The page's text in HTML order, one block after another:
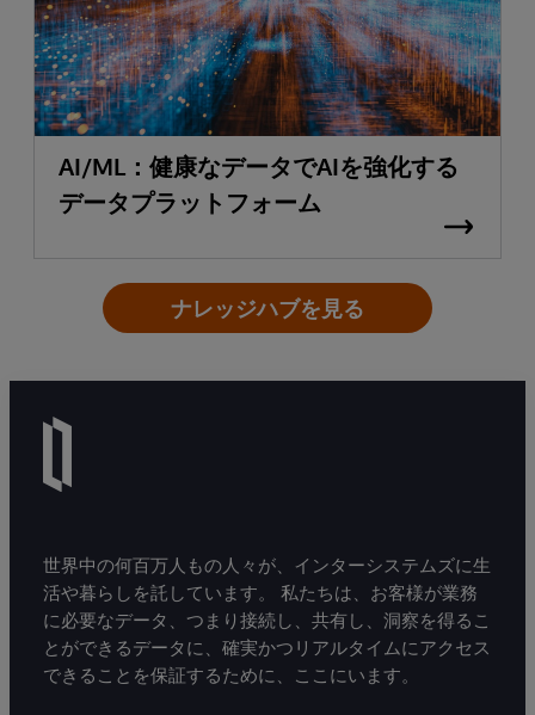
AI/ML：健康なデータでAIを強化する
データプラットフォーム
ナレッジハブを見る
世界中の何百万人もの人々が、インターシステムズに生
活や暮らしを託しています。 私たちは、お客様が業務
に必要なデータ、つまり接続し、共有し、洞察を得るこ
とができるデータに、確実かつリアルタイムにアクセス
できることを保証するために、ここにいます。